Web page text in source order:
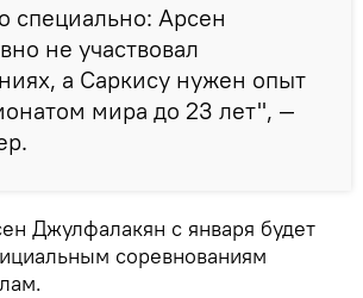
специально: Арсен
не участвовал
а Саркису нужен опыт
мира до 23 лет", —
Джулфалакян с января будет
соревнованиям